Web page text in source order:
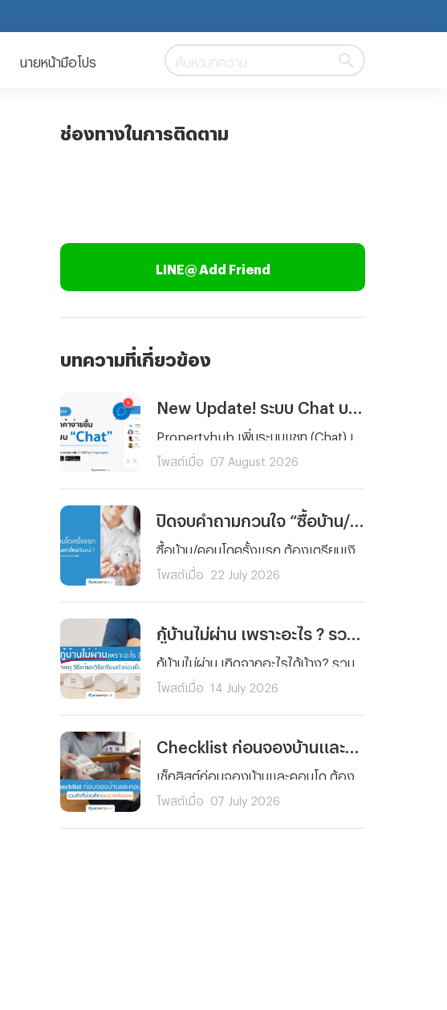
นายหน้ามือโปร ค้นหาบทความ
ช่องทางในการติดตาม
LINE@ Add Friend
บทความที่เกี่ยวข้อง
โพสต์เมื่อ 07 August 2026
โพสต์เมื่อ 22 July 2026
โพสต์เมื่อ 14 July 2026
โพสต์เมื่อ 07 July 2026